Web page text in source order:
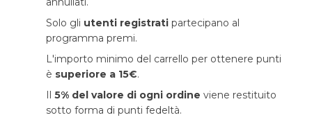
Solo gli utenti registrati partecipano al
programma premi.
L'importo minimo del carrello per ottenere punti
è superiore a 15€.
Il 5% del valore di ogni ordine viene restituito
sotto forma di punti fedeltà.